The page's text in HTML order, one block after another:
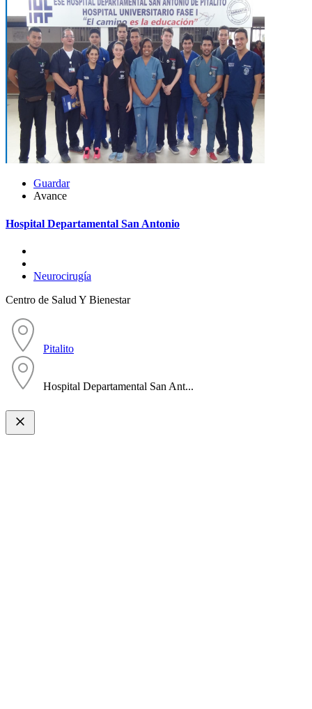
Guardar
Avance
Hospital Departamental San Antonio
Neurocirugía
Centro de Salud Y Bienestar
Pitalito
Hospital Departamental San Ant...